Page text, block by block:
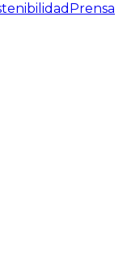
Prensa